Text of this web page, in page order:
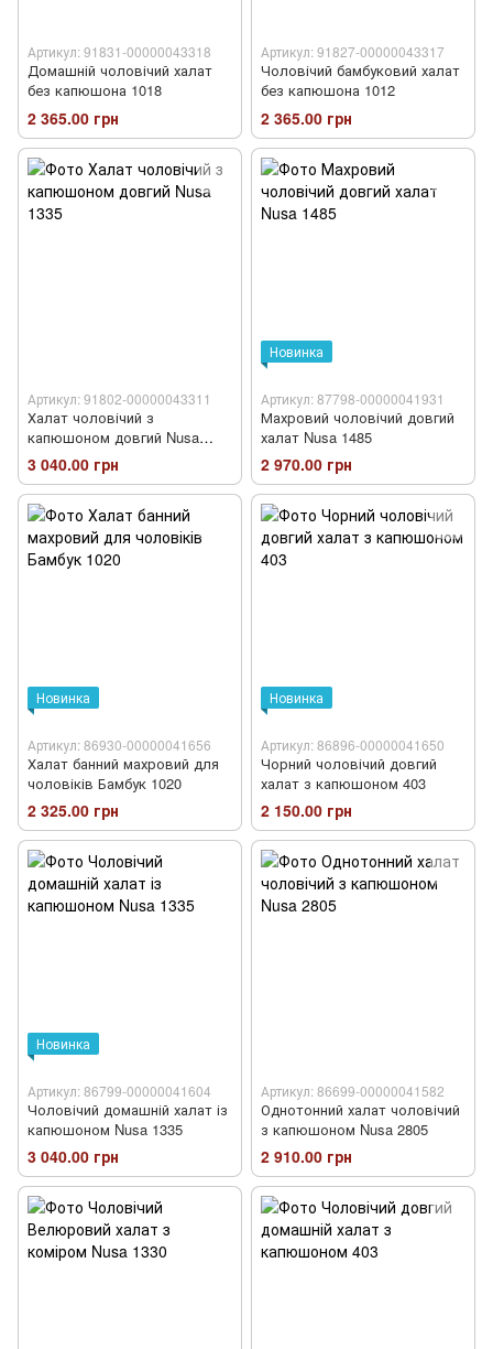
Артикул: 91831-00000043318
Домашній чоловічий халат
без капюшона 1018
2 365.00 грн
Артикул: 91827-00000043317
Чоловічий бамбуковий халат
без капюшона 1012
2 365.00 грн
Артикул: 91802-00000043311
Халат чоловічий з
капюшоном довгий Nusa
1335
3 040.00 грн
Новинка
Артикул: 87798-00000041931
Махровий чоловічий довгий
халат Nusa 1485
2 970.00 грн
Новинка
Артикул: 86930-00000041656
Халат банний махровий для
чоловіків Бамбук 1020
2 325.00 грн
Новинка
Артикул: 86896-00000041650
Чорний чоловічий довгий
халат з капюшоном 403
2 150.00 грн
Новинка
Артикул: 86799-00000041604
Чоловічий домашній халат із
капюшоном Nusa 1335
3 040.00 грн
Артикул: 86699-00000041582
Однотонний халат чоловічий
з капюшоном Nusa 2805
2 910.00 грн